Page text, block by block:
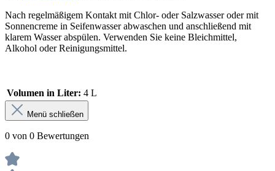
Nach regelmäßigem Kontakt mit Chlor- oder Salzwasser oder mit
Sonnencreme in Seifenwasser abwaschen und anschließend mit
klarem Wasser abspülen. Verwenden Sie keine Bleichmittel,
Alkohol oder Reinigungsmittel.
Volumen in Liter: 4 L
Menü schließen
0 von 0 Bewertungen